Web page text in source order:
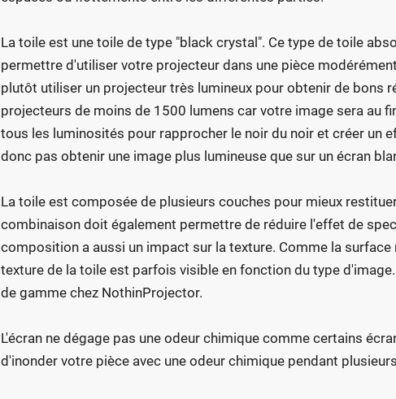
La toile est une toile de type "black crystal". Ce type de toile
permettre d'utiliser votre projecteur dans une pièce
plutôt utiliser un projecteur très lumineux pour obtenir de bons
projecteurs de moins de 1500 lumens car votre image sera au
tous les luminosités pour rapprocher le noir du noir et créer un
donc pas obtenir une image plus lumineuse que sur un écran
La toile est composée de plusieurs couches pour mieux
combinaison doit également permettre de réduire l'effet de
composition a aussi un impact sur la texture. Comme la
texture de la toile est parfois visible en fonction du type
de gamme chez NothinProjector.
L'écran ne dégage pas une odeur chimique comme certains
d'inonder votre pièce avec une odeur chimique pendant